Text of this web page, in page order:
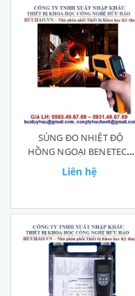
SÚNG ĐO NHIỆT ĐỘ
HỒNG NGOẠI BENETECH
GM550
Liên hệ